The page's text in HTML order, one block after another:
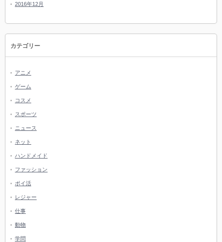
2016年12月
カテゴリー
アニメ
ゲーム
コスメ
スポーツ
ニュース
ネット
ハンドメイド
ファッション
ポイ活
レジャー
仕事
動物
学問